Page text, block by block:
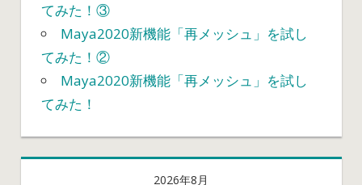
てみた！③
Maya2020新機能「再メッシュ」を試し
てみた！②
Maya2020新機能「再メッシュ」を試し
てみた！
2026年8月